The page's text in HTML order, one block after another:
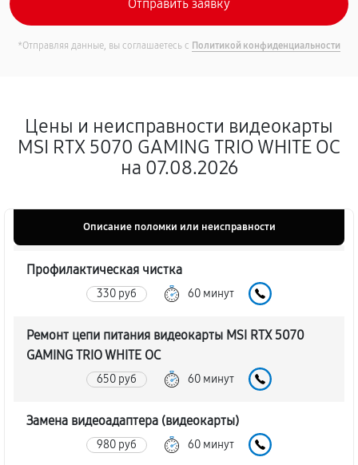
*Отправляя данные, вы соглашаетесь с Политикой конфиденциальности
Цены и неисправности видеокарты
MSI RTX 5070 GAMING TRIO WHITE OC
на 07.08.2026
Описание поломки или неисправности
Профилактическая чистка
330 руб 60 минут
Ремонт цепи питания видеокарты MSI RTX 5070
GAMING TRIO WHITE OC
650 руб 60 минут
Замена видеоадаптера (видеокарты)
980 руб 60 минут